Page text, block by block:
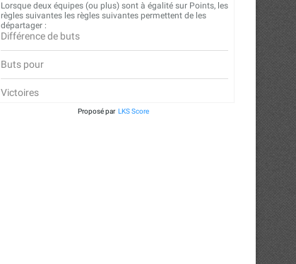
Lorsque deux équipes (ou plus) sont à égalité sur Points, les
règles suivantes les règles suivantes permettent de les
départager :
Différence de buts
Buts pour
Victoires
Proposé par LKS Score